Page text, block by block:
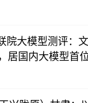
院大模型测评：
居国内大模型首